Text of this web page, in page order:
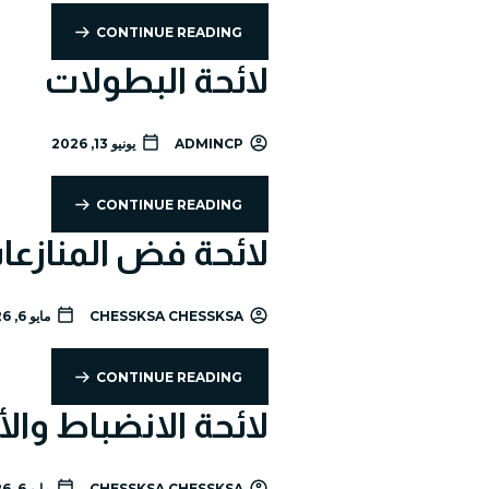
CONTINUE READING
لائحة البطولات
ADMINCP يونيو 13, 2026
CONTINUE READING
لائحة فض
CHESSKSA CHESSKSA مايو 6, 2026
CONTINUE READING
لائحة الانضباط